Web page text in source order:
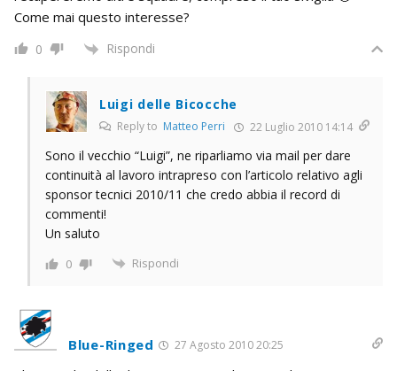
Come mai questo interesse?
0 Rispondi
Luigi delle Bicocche
Reply to Matteo Perri 22 Luglio 2010 14:14
Sono il vecchio “Luigi”, ne riparliamo via mail per dare
continuità al lavoro intrapreso con l’articolo relativo agli
sponsor tecnici 2010/11 che credo abbia il record di
commenti!
Un saluto
0 Rispondi
Blue-Ringed 27 Agosto 2010 20:25